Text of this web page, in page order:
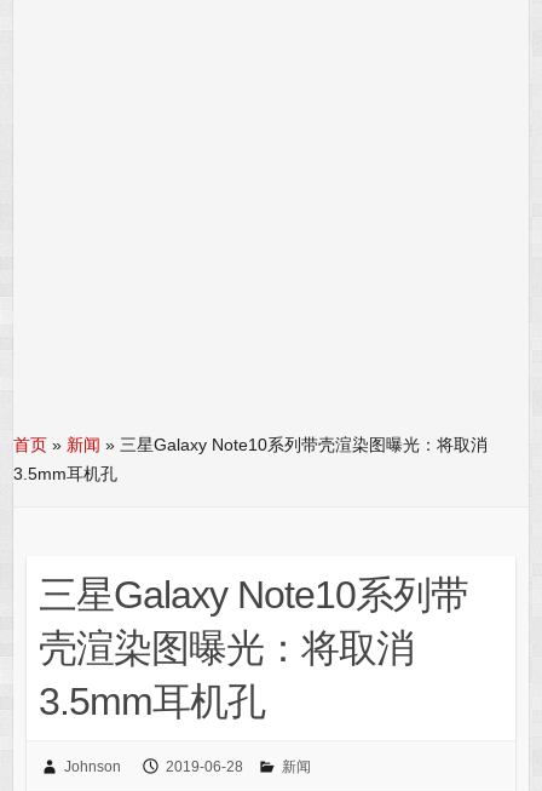
首页 » 新闻 » 三星Galaxy Note10系列带壳渲染图曝光：将取消
3.5mm耳机孔
三星Galaxy Note10系列带
壳渲染图曝光：将取消
3.5mm耳机孔
Johnson 2019-06-28 新闻